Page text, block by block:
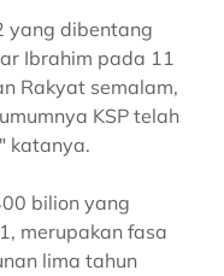
yang dibentang
Ibrahim pada 11
Rakyat semalam,
KSP telah
katanya.
bilion yang
merupakan fasa
lima tahun